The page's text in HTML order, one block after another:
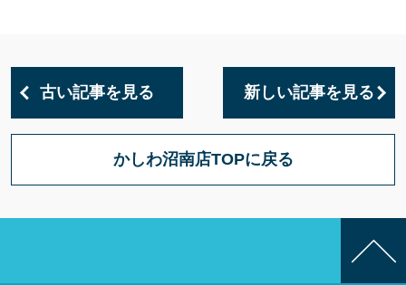
古い記事を見る 新しい記事を見る
かしわ沼南店TOPに戻る